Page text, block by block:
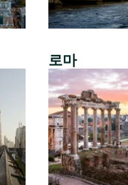
로마